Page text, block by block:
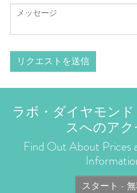
リクエストを送信
ラボ・ダイヤモン
スへのアク
Find Out About Prices
スタート -